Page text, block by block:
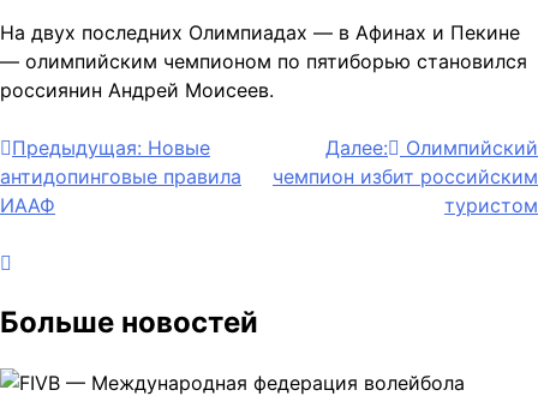
На двух последних Олимпиадах — в Афинах и Пекине
— олимпийским чемпионом по пятиборью становился
россиянин Андрей Моисеев.
Навигация
по
Предыдущая: Новые
антидопинговые правила
ИААФ
Далее:
Олимпийский
чемпион избит российским
туристом
Больше новостей